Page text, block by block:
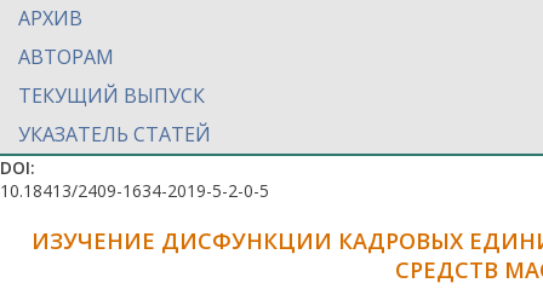
АРХИВ
АВТОРАМ
ТЕКУЩИЙ ВЫПУСК
УКАЗАТЕЛЬ СТАТЕЙ
DOI:
10.18413/2409-1634-2019-5-2-0-5
ИЗУЧЕНИЕ ДИСФУНКЦИИ КАДРОВЫХ
СРЕДСТВ